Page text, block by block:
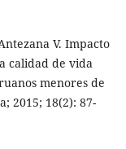
V. Impacto
calidad de vida
menores de
2015; 18(2): 87-